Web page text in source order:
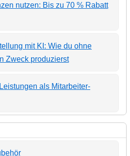
nutzen: Bis zu 70 % Rabatt
mit KI: Wie du ohne
Zweck produzierst
als Mitarbeiter-